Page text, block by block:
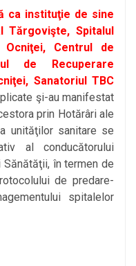
ca instituţie de sine
Tărgovişte, Spitalul
Centrul de
de Recuperare
Sanatoriul TBC
şi-au manifestat
prin Hotărâri ale
unităţilor sanitare se
al conducătorului
în termen de
de predare-
spitalelor